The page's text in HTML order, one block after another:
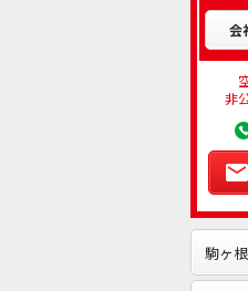
会
非
駒ヶ